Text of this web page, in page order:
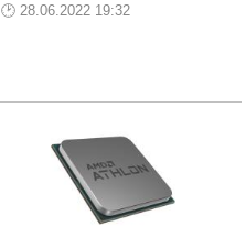
28.06.2022 19:32